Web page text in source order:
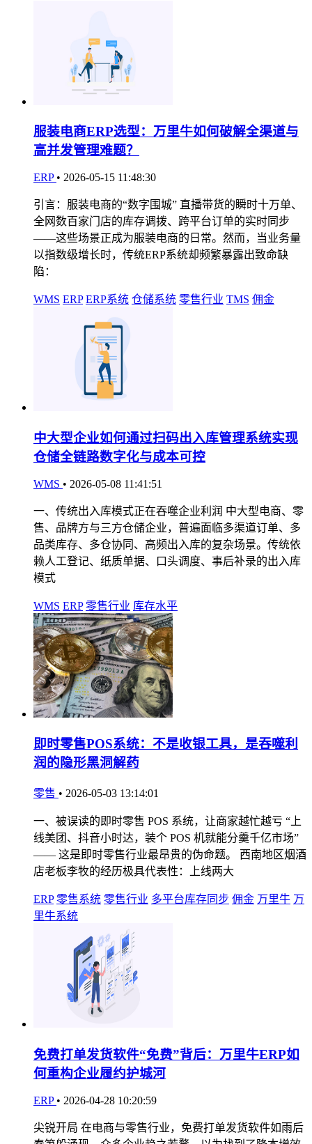
服装电商ERP选型：万里牛如何破解全渠道与
高并发管理难题？
ERP • 2026-05-15 11:48:30
引言：服装电商的“数字围城” 直播带货的瞬时十万单、
全网数百家门店的库存调拨、跨平台订单的实时同步
——这些场景正成为服装电商的日常。然而，当业务量
以指数级增长时，传统ERP系统却频繁暴露出致命缺
陷：
WMS ERP ERP系统 仓储系统 零售行业 TMS 佣金
中大型企业如何通过扫码出入库管理系统实现
仓储全链路数字化与成本可控
WMS • 2026-05-08 11:41:51
一、传统出入库模式正在吞噬企业利润 中大型电商、零
售、品牌方与三方仓储企业，普遍面临多渠道订单、多
品类库存、多仓协同、高频出入库的复杂场景。传统依
赖人工登记、纸质单据、口头调度、事后补录的出入库
模式
WMS ERP 零售行业 库存水平
即时零售POS系统：不是收银工具，是吞噬利
润的隐形黑洞解药
零售 • 2026-05-03 13:14:01
一、被误读的即时零售 POS 系统，让商家越忙越亏 “上
线美团、抖音小时达，装个 POS 机就能分羹千亿市场”
—— 这是即时零售行业最昂贵的伪命题。 西南地区烟酒
店老板李牧的经历极具代表性：上线两大
ERP 零售系统 零售行业 多平台库存同步 佣金 万里牛 万
里牛系统
免费打单发货软件“免费”背后：万里牛ERP如
何重构企业履约护城河
ERP • 2026-04-28 10:20:59
尖锐开局 在电商与零售行业，免费打单发货软件如雨后